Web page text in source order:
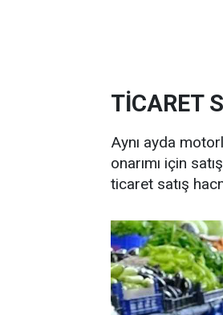
TİCARET
Aynı ayda
onarımı için
ticaret satış